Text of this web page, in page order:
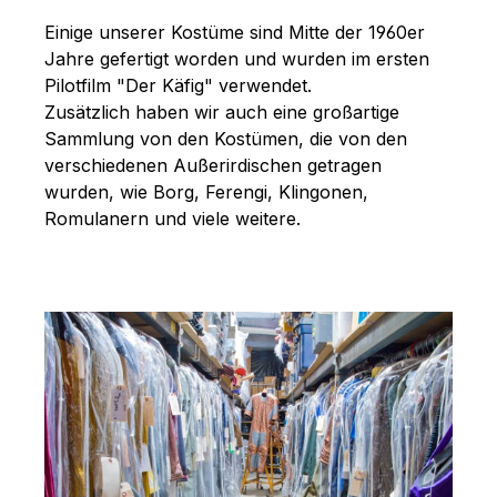
Einige unserer Kostüme sind Mitte der 1960er
Jahre gefertigt worden und wurden im ersten
Pilotfilm "Der Käfig" verwendet.
Zusätzlich haben wir auch eine großartige
Sammlung von den Kostümen, die von den
verschiedenen Außerirdischen getragen
wurden, wie Borg, Ferengi, Klingonen,
Romulanern und viele weitere.